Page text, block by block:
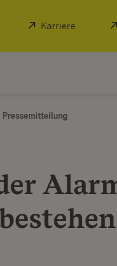
Extern:
Karriere (Öffnet
Pressemitteilung